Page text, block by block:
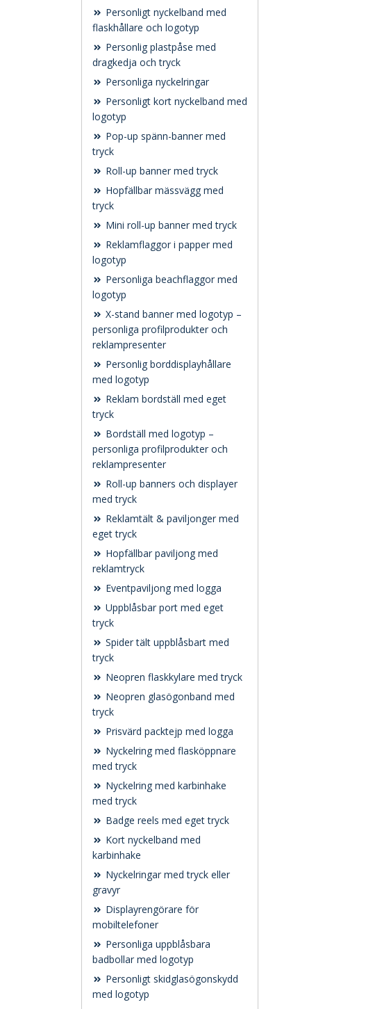
Personligt nyckelband med
flaskhållare och logotyp
Personlig plastpåse med
dragkedja och tryck
Personliga nyckelringar
Personligt kort nyckelband med
logotyp
Pop-up spänn-banner med
tryck
Roll-up banner med tryck
Hopfällbar mässvägg med
tryck
Mini roll-up banner med tryck
Reklamflaggor i papper med
logotyp
Personliga beachflaggor med
logotyp
X-stand banner med logotyp –
personliga profilprodukter och
reklampresenter
Personlig borddisplayhållare
med logotyp
Reklam bordställ med eget
tryck
Bordställ med logotyp –
personliga profilprodukter och
reklampresenter
Roll-up banners och displayer
med tryck
Reklamtält & paviljonger med
eget tryck
Hopfällbar paviljong med
reklamtryck
Eventpaviljong med logga
Uppblåsbar port med eget
tryck
Spider tält uppblåsbart med
tryck
Neopren flaskkylare med tryck
Neopren glasögonband med
tryck
Prisvärd packtejp med logga
Nyckelring med flasköppnare
med tryck
Nyckelring med karbinhake
med tryck
Badge reels med eget tryck
Kort nyckelband med
karbinhake
Nyckelringar med tryck eller
gravyr
Displayrengörare för
mobiltelefoner
Personliga uppblåsbara
badbollar med logotyp
Personligt skidglasögonskydd
med logotyp